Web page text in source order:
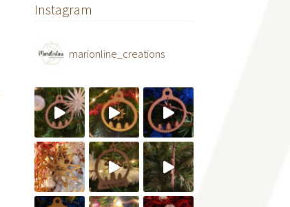
Instagram
marionline_creations